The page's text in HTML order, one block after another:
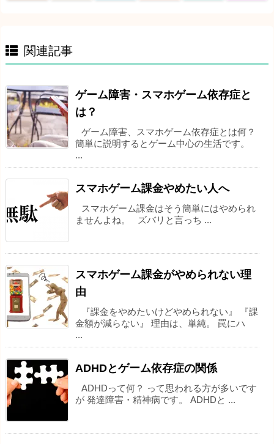
関連記事
ゲーム障害・スマホゲーム依存症と
は？
ゲーム障害、スマホゲーム依存症とは何？
簡単に説明するとゲーム中心の生活です。
...
スマホゲーム課金やめたい人へ
スマホゲーム課金はそう簡単にはやめられ
ませんよね。 ズバリと言っち ...
スマホゲーム課金がやめられない理
由
『課金をやめたいけどやめられない』 『課
金額が減らない』 理由は、単純。 罠にハ
...
ADHDとゲーム依存症の関係
ADHDって何？ って思われる方が多いです
が 発達障害・精神病です。 ADHDと ...